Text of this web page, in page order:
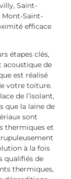
Saint-
Mont-Saint-
efficace
étapes clés,
acoustique de
est réalisé
votre toiture.
de l’isolant,
que la laine de
sont
thermiques et
à la fois
qualifiés de
thermiques,